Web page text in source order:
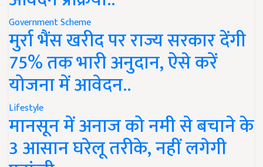
Government Scheme
मुर्रा भैंस खरीद पर राज्य सरकार देंगी
75% तक भारी अनुदान, ऐसे करें
योजना में आवेदन..
Lifestyle
मानसून में अनाज को नमी से बचाने के
3 आसान घरेलू तरीके, नहीं लगेगी